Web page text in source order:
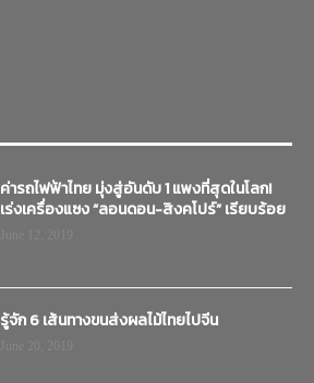
ค่ารถไฟฟ้าไทย มุ่งสู่อันดับ 1 แพงที่สุดในโลก!
เร่งเครื่องแซง “ลอนดอน-สิงคโปร์” เรียบร้อย
รู้จัก 6 เส้นทางขนส่งผลไม้ไทยไปจีน